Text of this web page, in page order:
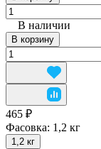
В наличии
В корзину
465 ₽
Фасовка: 1,2 кг
1,2 кг